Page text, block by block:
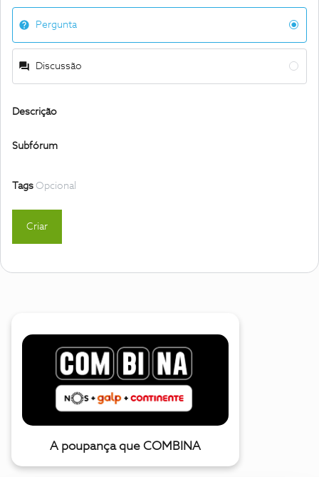
Pergunta
Discussão
Descrição
Subfórum
Tags Opcional
Criar
A poupança que COMBINA